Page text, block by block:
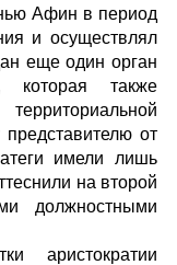
Афин в период
и осуществлял
еще один орган
которая также
от
имели лишь
на второй
должностными
аристократии